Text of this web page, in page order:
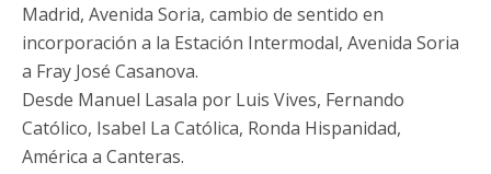
Madrid, Avenida Soria, cambio de sentido en
incorporación a la Estación Intermodal, Avenida Soria
a Fray José Casanova.
Desde Manuel Lasala por Luis Vives, Fernando
Católico, Isabel La Católica, Ronda Hispanidad,
América a Canteras.